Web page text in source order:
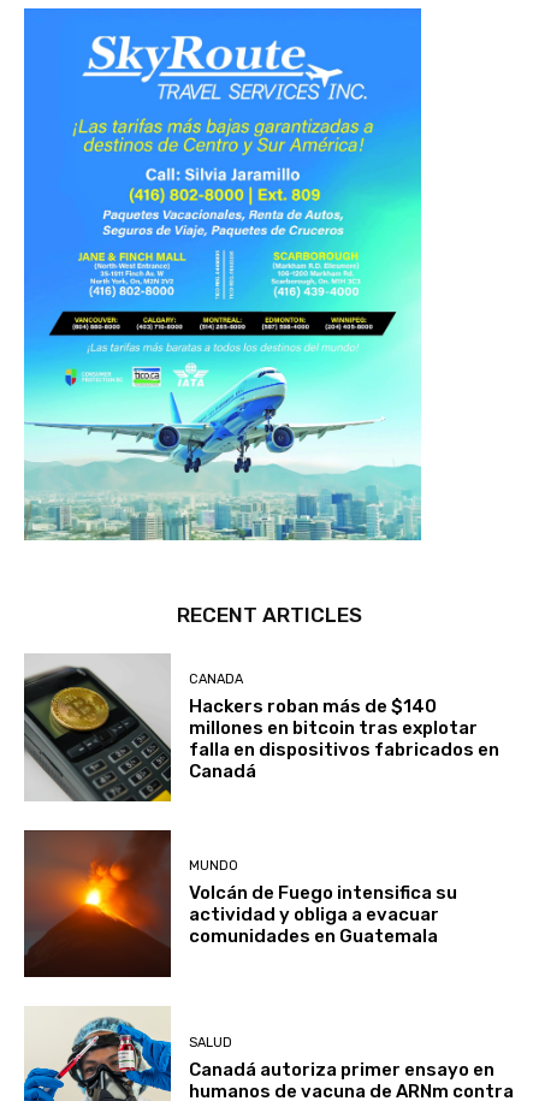
RECENT ARTICLES
CANADA
Hackers roban más de $140
millones en bitcoin tras explotar
falla en dispositivos fabricados en
Canadá
MUNDO
Volcán de Fuego intensifica su
actividad y obliga a evacuar
comunidades en Guatemala
SALUD
Canadá autoriza primer ensayo en
humanos de vacuna de ARNm contra